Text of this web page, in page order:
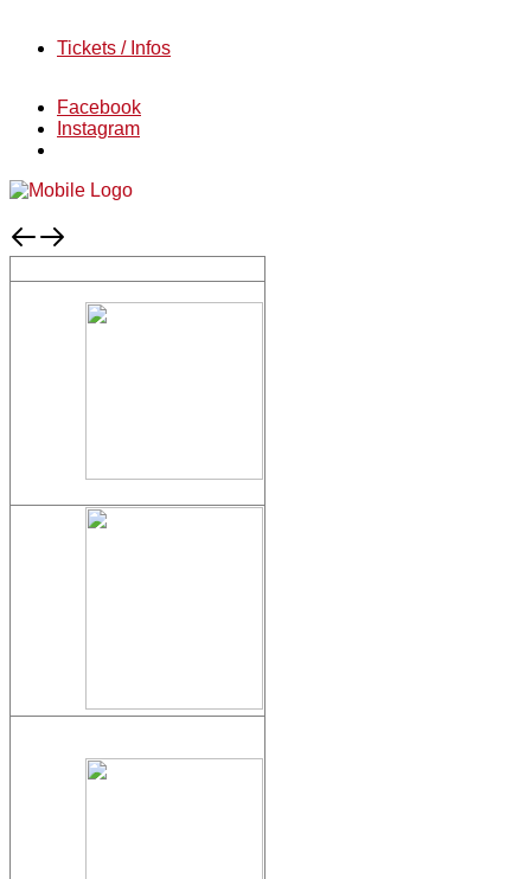
Tickets / Infos
Facebook
Instagram